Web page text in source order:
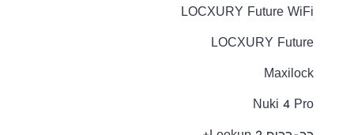
LOCXURY Future WiFi
LOCXURY Future
Maxilock
Nuki 4 Pro